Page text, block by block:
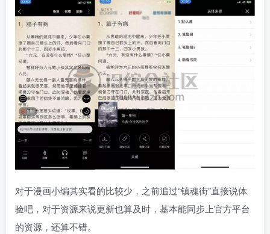
对于漫画小编其实看的比较少，之前追过“镇魂街”直接说体
验吧，对于资源来说更新也算及时，基本能同步上官方平台
的资源，还算不错。